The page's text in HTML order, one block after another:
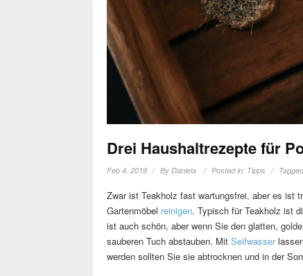
Drei Haushaltrezepte für
Feb 4, 2019 ByDaniela Posted in: Tipps
Zwar ist Teakholz fast wartungsfrei, aber es ist
Gartenmöbel reinigen. Typisch für Teakholz ist
ist auch schön, aber wenn Sie den glatten,
sauberen Tuch abstauben. MitSeifwasser
werden sollten Sie sie abtrocknen und in der